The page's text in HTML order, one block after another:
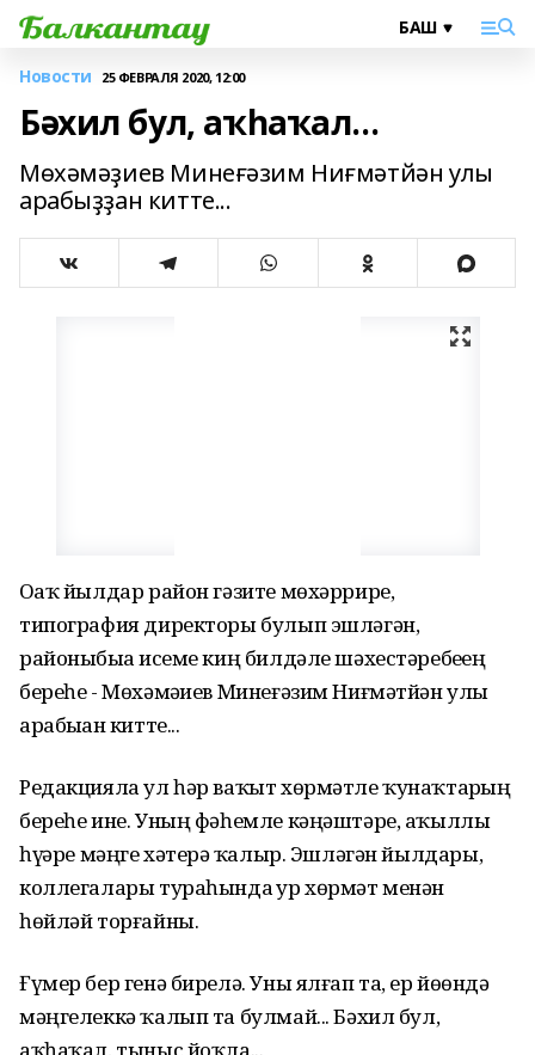
Новости 25 ФЕВРАЛЯ 2020, 12:00
Бәхил бул, аҡһаҡал...
Мөхәмәҙиев Минеғәзим Ниғмәтйән улы
арабыҙҙан китте...
Оҙаҡ йылдар район гәзите мөхәррире,
типография директоры булып эшләгән,
районыбыҙҙа исеме киң билдәле шәхестәребеҙҙең
береһе - Мөхәмәҙиев Минеғәзим Ниғмәтйән улы
арабыҙҙан китте...
Редакцияла ул һәр ваҡыт хөрмәтле ҡунаҡтарҙың
береһе ине. Уның фәһемле кәңәштәре, аҡыллы
һүҙҙәре мәңге хәтерҙә ҡалыр. Эшләгән йылдары,
коллегалары тураһында ҙур хөрмәт менән
һөйләй торғайны.
Ғүмер бер генә бирелә. Уны ялғап та, ер йөҙөндә
мәңгелеккә ҡалып та булмай... Бәхил бул,